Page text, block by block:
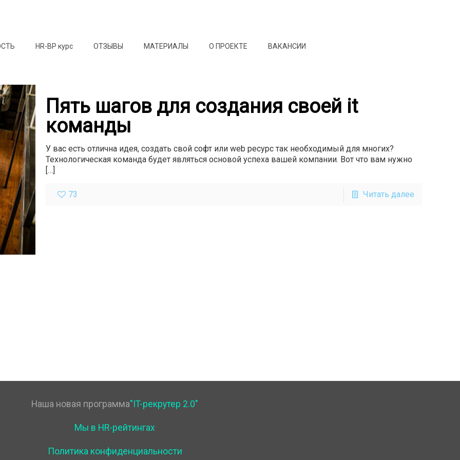
HR-BP курс ОТЗЫВЫ МАТЕРИАЛЫ О ПРОЕКТЕ ВАКАНСИИ
Пять шагов для создания своей it
команды
У вас есть отлична идея, создать свой софт или web ресурс так необходимый для многих?
Технологическая команда будет являться основой успеха вашей компании. Вот что вам нужно
[…]
73 Читать далее
Наша новая программа"IT-рекрутер 2.0"
Мы в HR-рейтингах
Политика конфиденциальности